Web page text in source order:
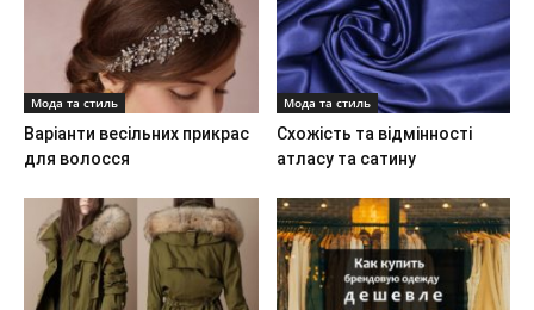
Мода та стиль
Варіанти весільних прикрас
для волосся
Мода та стиль
Схожість та відмінності
атласу та сатину